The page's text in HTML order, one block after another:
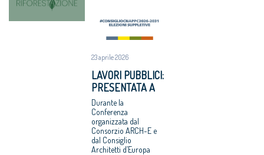
23 aprile 2026
LAVORI PUBBLICI:
PRESENTATA A
BRUXELLES LA
RICERCA CNAPPC
“DOPO IL
PROGETTO”
Durante la
Conferenza
organizzata dal
Consorzio ARCH-E e
dal Consiglio
Architetti d’Europa